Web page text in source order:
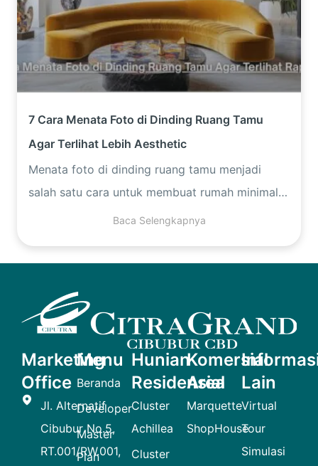
7 Cara Menata Foto di Dinding Ruang Tamu
Agar Terlihat Lebih Aesthetic
Menata foto di dinding ruang tamu menjadi
salah satu cara untuk membuat rumah minimalis
Anda terlihat cantik dan estetik. Namun,
Baca Selengkapnya
Marketing
Office
Jl. Alternatif
Cibubur No.5,
RT.001/RW.001,
Menu
Beranda
Developer
Master
Plan
Hunian
Residensial
Cluster
Achillea
Cluster
Komersial
Area
Marquette
ShopHouse
Lain
Virtual
Tour
Simulasi